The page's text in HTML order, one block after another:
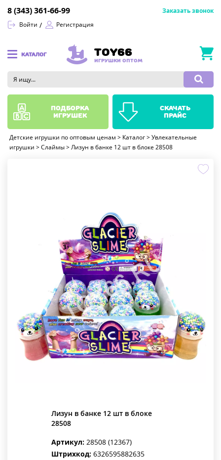
Войти Регистрация
8 (343) 361-66-99 Заказать звонок
КАТАЛОГ TOY66
ИГРУШКИ ОПТОМ
Детские игрушки по оптовым ценам > Каталог > Увлекательные
игрушки > Слаймы > Лизун в банке 12 шт в блоке 28508
Лизун в банке 12 шт в блоке
28508
Артикул: 28508 (12367)
Штрихкод: 6326595882635
подборка
игрушек
скачать
прайс